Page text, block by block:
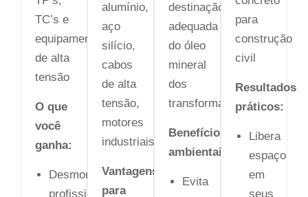
TC’s e
equipamentos
de alta
tensão
O que
você
ganha:
Desmontagem
profissional
alumínio,
aço
silício,
cabos
de alta
tensão,
motores
industriais
Vantagens
para
destinação
adequada
do óleo
mineral
dos
transformadores
Benefícios
ambientais:
Evita
para
construção
civil
Resultados
práticos:
Libera
espaço
em
seus